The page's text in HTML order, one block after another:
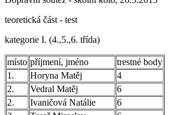
teoretická část - test
kategorie I. (4.,5.,6. třída)
místo příjmení, jméno
trestné body
1.
Horyna Matěj
4
2.
Vedral Matěj
6
2.
Ivaničová Natálie
6